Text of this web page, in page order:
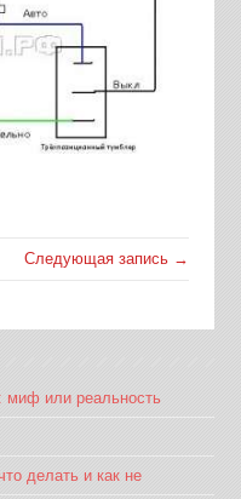
Следующая запись →
миф или реальность
делать и как не